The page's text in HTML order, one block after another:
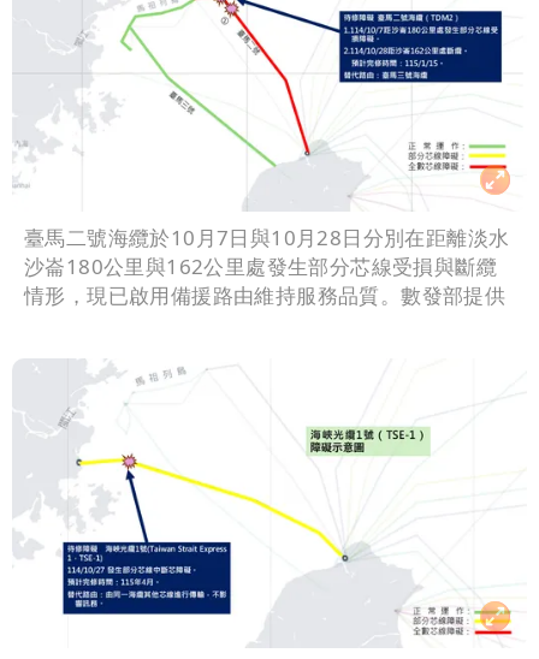
臺馬二號海纜於10月7日與10月28日分別在距離淡水
沙崙180公里與162公里處發生部分芯線受損與斷纜
情形，現已啟用備援路由維持服務品質。數發部提供